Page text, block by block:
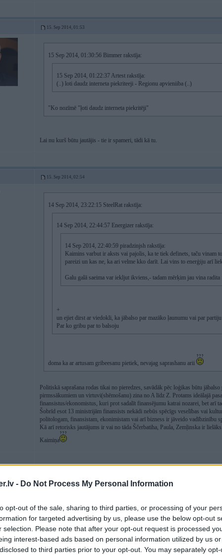
- Do Not Process My Personal Information
opt-out of the sale, sharing to third parties, or processing of your
for targeted advertising by us, please use the below opt-out
selection. Please note that after your opt-out request is processed
interest-based ads based on personal information utilized by us
to third parties prior to your opt-out. You may separately
15. Sep 2014, 01:53
15 Sep 2014, 01:30:56 Bimmer rakstīja:
15 Sep 2014, 01:22:37 Artest rakstīja:
(..) loti daudz interneta piekriteeji - Regionu apvieniiba (..)
"Ko nozīmē "ļoti daudz interneta piekritēji"
Lai nu kurš būtu jautājis - tie ir spameri, tādi kā tu.
15. Sep 2014, 02:54
14 Sep 2014, 23:22:15 SteelRat rakstīja:
14 Sep 2014, 22:44:57 Energizer rakstīja:
14 Sep 2014, 22:40:59 piradzinjsh rakstīja:
Kaimins varbut ir aksts vai pajolis, ka te tiek definets, taču vinam
pareizi un kas ne, ka ari velme kko darīt. Lai vins to enerģiju arī
Galu galā saeima var iekljut ikviens,- tadam mērķim jau vina radita
+
un ejiet dirst ar viedokli, ka jābalso par mazāko ļaunumu vai par
Par ko gribu par to balsoju
doma ka ar artusam gribeesanu pietiek, nevajag saprashanu arii
Politiskā saprašana rodas tikai no pieredzes, savādāk pēc loģikas būtu
pirmssākumiem un virtuvi(shēmošanu) zina no A līdz Z. Protams ideālajā
finansistus/ekonomistus, kuri prot sadalīt finansējumu katrai nozarei, bet arī
Šobrīd esot 13 ministrijām finansists nekādi nebūs spēcīgs veselības vai
politologam, finansistam, ekonimistam vai arī bizness ir jāveido vadībzinību
Kā arī retorisks jautājums ir vai no tāda Ščerbatiha, Paula, Zemļinska ir
Kaimiņa
14 Sep 2014, 21:51:59 Robercz rakstīja:
Nu pajoli Kaimiņu jau nu toč tur nevajag. Balsi tik podā norausi.
partijām. V sevi jau ir pierādījusi. Zaļie manuprāt ir parastas
P.s. ciplanētietis, ģībēja un izbijušo drīmtīms pat netiek izskatīti kā varianti.